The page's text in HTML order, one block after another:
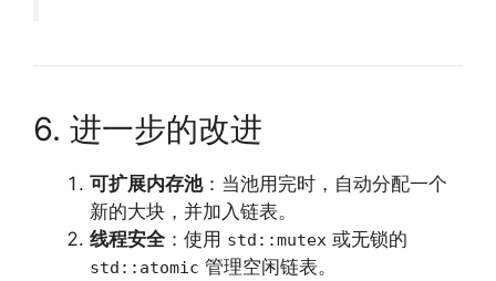
6. 进一步的改进
可扩展内存池：当池用完时，自动分配一个
新的大块，并加入链表。
线程安全：使用 std::mutex 或无锁的
std::atomic 管理空闲链表。